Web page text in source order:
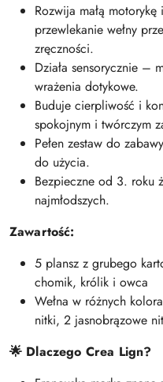
Rozwija małą
przewlekanie wełny
zręczności.
Działa sensorycznie –
wrażenia dotykowe.
Buduje cierpliwość i
spokojnym i twórczym
Pełen zestaw do
do użycia.
Bezpieczne od 3. roku
najmłodszych.
Zawartość:
5 plansz z grubego
chomik, królik i owca
Wełna w różnych
nitki, 2 jasnobrązowe
🌟 Dlaczego Crea Lign?